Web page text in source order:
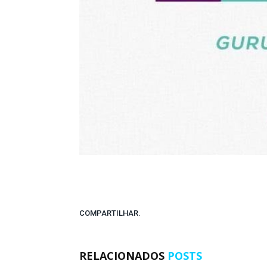
COMPARTILHAR.
RELACIONADOS POSTS